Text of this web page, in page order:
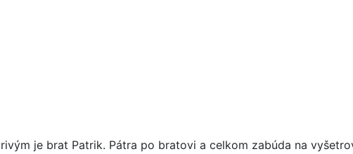
je brat Patrik. Pátra po bratovi a celkom zabúda na